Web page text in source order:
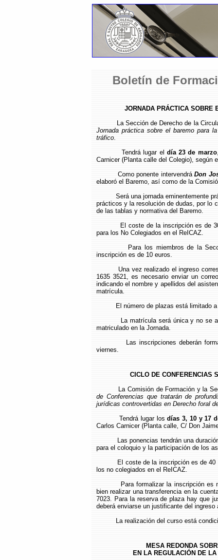
Boletín de
JORNADA PRÁCTICA SOBRE
La Sección de Derecho de la
Jornada práctica sobre el baremo para
tráfico.
Tendrá lugar el día 23 de marzo
Carnicer (Planta calle del Colegio), según
Como ponente intervendráDon
elaboró el Baremo, así como de la
Será una jornada eminentemente
prácticos y la resolución de dudas, por lo
de las tablas y normativa del Baremo.
El coste de la inscripción es de
para los No Colegiados en el ReICAZ.
Para los miembros de la
inscripción es de 10 euros.
Una vez realizado el ingreso
1635 3521, es necesario enviar un
indicando el nombre y apellidos del
matrícula.
El número de plazas está limitado
La matrícula será única y no se
matriculado en la Jornada.
Las inscripciones deberán
viernes.
CICLO DE CONFERENCIAS
La Comisión de Formación y la
de Conferencias que tratarán de
jurídicas controvertidas en Derecho foral
Tendrá lugar losdías 3, 10 y 17
Carlos Carnicer (Planta calle, C/ Don
Las ponencias tendrán una
para el coloquio y la participación de los
El coste de la inscripción es de
los no colegiados en el ReICAZ.
Para formalizar la inscripción es
bien realizar una transferencia en la
7023. Para la reserva de plaza hay que
deberá enviarse un justificante del
La realización del curso está
MESA REDONDA
EN LA REGULACIÓN DE